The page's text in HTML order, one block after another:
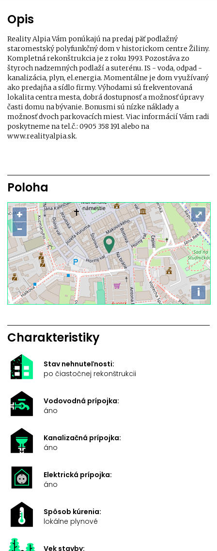
Opis
Reality Alpia Vám ponúkajú na predaj päť podlažný
staromestský polyfunkčný dom v historickom centre Žiliny.
Kompletná rekonštrukcia je z roku 1993. Pozostáva zo
štyroch nadzemných podlaží a suterénu. IS - voda, odpad -
kanalizácia, plyn, el.energia. Momentálne je dom využívaný
ako predajňa a sídlo firmy. Výhodami sú frekventovaná
lokalita centra mesta, dobrá dostupnosť a možnosť úpravy
časti domu na bývanie. Bonusmi sú nízke náklady a
možnosť dvoch parkovacích miest. Viac informácií Vám radi
poskytneme na tel.č.: 0905 358 191 alebo na
www.realityalpia.sk.
Poloha
+
−
i
⤢
Charakteristiky
Stav nehnuteľnosti:
po čiastočnej rekonštrukcii
Vodovodná prípojka:
áno
Kanalizačná prípojka:
áno
Elektrická prípojka:
áno
Spôsob kúrenia:
lokálne plynové
Vek stavby: